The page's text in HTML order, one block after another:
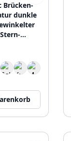
Brücken-
dunkle